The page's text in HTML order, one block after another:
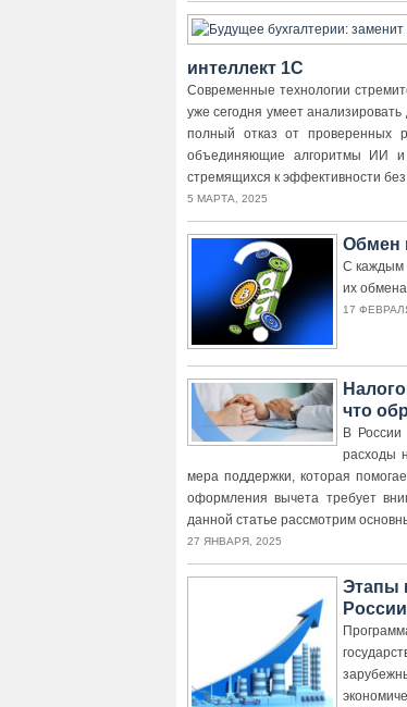
интеллект 1С
Современные технологии
уже сегодня умеет
полный отказ от проверенных
объединяющие алгоритмы ИИ и
стремящихся к эффективности без
5 МАРТА, 2025
Обмен
С каждым
их
17
что
В России
расходы
мера поддержки, которая
оформления вычета требует
данной статье рассмотрим
27 ЯНВАРЯ, 2025
Этапы